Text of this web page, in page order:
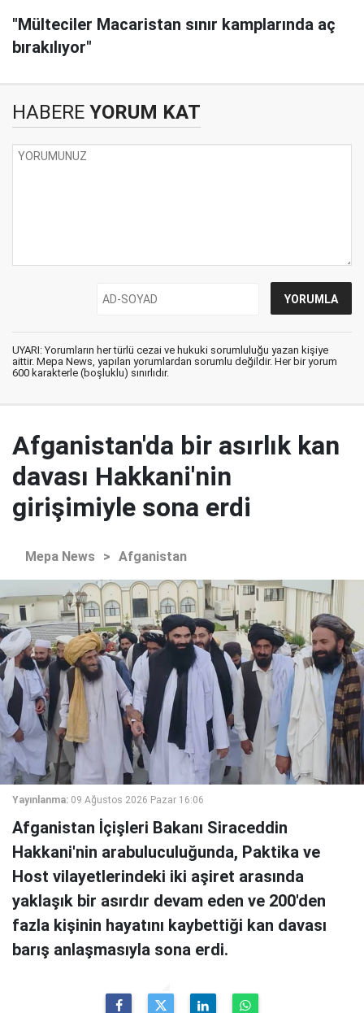
"Mülteciler Macaristan sınır kamplarında aç
bırakılıyor"
HABERE YORUM KAT
UYARI: Yorumların her türlü cezai ve hukuki sorumluluğu yazan kişiye
aittir. Mepa News, yapılan yorumlardan sorumlu değildir. Her bir yorum
600 karakterle (boşluklu) sınırlıdır.
Afganistan'da bir asırlık kan
davası Hakkani'nin
girişimiyle sona erdi
Mepa News > Afganistan
Yayınlanma: 09 Ağustos 2026 Pazar 16:06
Afganistan İçişleri Bakanı Siraceddin
Hakkani'nin arabuluculuğunda, Paktika ve
Host vilayetlerindeki iki aşiret arasında
yaklaşık bir asırdır devam eden ve 200'den
fazla kişinin hayatını kaybettiği kan davası
barış anlaşmasıyla sona erdi.